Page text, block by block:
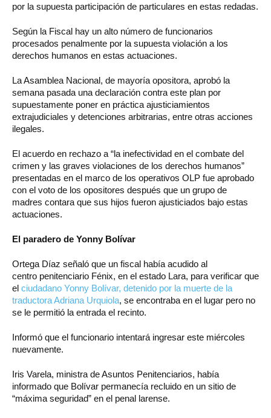
por la supuesta participación de particulares en estas redadas.
Según la Fiscal hay un alto número de funcionarios
procesados penalmente por la supuesta violación a los
derechos humanos en estas actuaciones.
La Asamblea Nacional, de mayoría opositora, aprobó la
semana pasada una declaración contra este plan por
supuestamente poner en práctica ajusticiamientos
extrajudiciales y detenciones arbitrarias, entre otras acciones
ilegales.
El acuerdo en rechazo a “la inefectividad en el combate del
crimen y las graves violaciones de los derechos humanos”
presentadas en el marco de los operativos OLP fue aprobado
con el voto de los opositores después que un grupo de
madres contara que sus hijos fueron ajusticiados bajo estas
actuaciones.
El paradero de Yonny Bolívar
Ortega Díaz señaló que un fiscal había acudido al
centro penitenciario Fénix, en el estado Lara, para verificar que
el ciudadano Yonny Bolívar, detenido por la muerte de la
traductora Adriana Urquiola, se encontraba en el lugar pero no
se le permitió la entrada el recinto.
Informó que el funcionario intentará ingresar este miércoles
nuevamente.
Iris Varela, ministra de Asuntos Penitenciarios, había
informado que Bolívar permanecía recluido en un sitio de
“máxima seguridad” en el penal larense.